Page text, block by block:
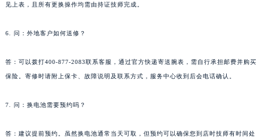
见上表，且所有更换操作均需由持证技师完成。
6. 问：外地客户如何送修？
答：可以拨打400-877-2083联系客服，通过官方快递寄送腕表，需自行承担邮费并购买
保险。寄修时请附上保卡、故障说明及联系方式，服务中心收到后会电话确认。
7. 问：换电池需要预约吗？
答：建议提前预约。虽然换电池通常当天可取，但预约可以确保您到店时技师有时间处